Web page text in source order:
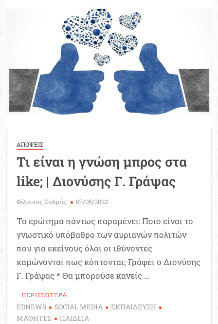
δωρεάν
στο
κινητό
σας
ΑΠΟΨΕΙΣ
Tι είναι η γνώση μπρος στα
like; | Διονύσης Γ. Γράψας
Φίλιππος Σαλμάς 07/05/2022
Το ερώτημα πάντως παραμένει: Ποιο είναι το
γνωστικό υπόβαθρο των αυριανών πολιτών
που για εκείνους όλοι οι ιθύνοντες
καμώνονται πως κόπτονται; Γράφει ο Διονύσης
Γ. Γράψας * Θα μπορούσε κανείς …
ΠΕΡΙΣΣΟΤΕΡΑ
EDNEWS SOCIAL MEDIA
ΕΚΠΑΙΔΕΥΣΗ
ΜΑΘΗΤΕΣ
ΠΑΙΔΕΙΑ